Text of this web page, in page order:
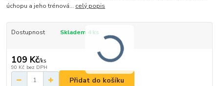
úchopu a jeho trénová... celý popis
Dostupnost Skladem 4 ks
109 Kč/ks
90 Kč bez DPH
Přidat do košíku